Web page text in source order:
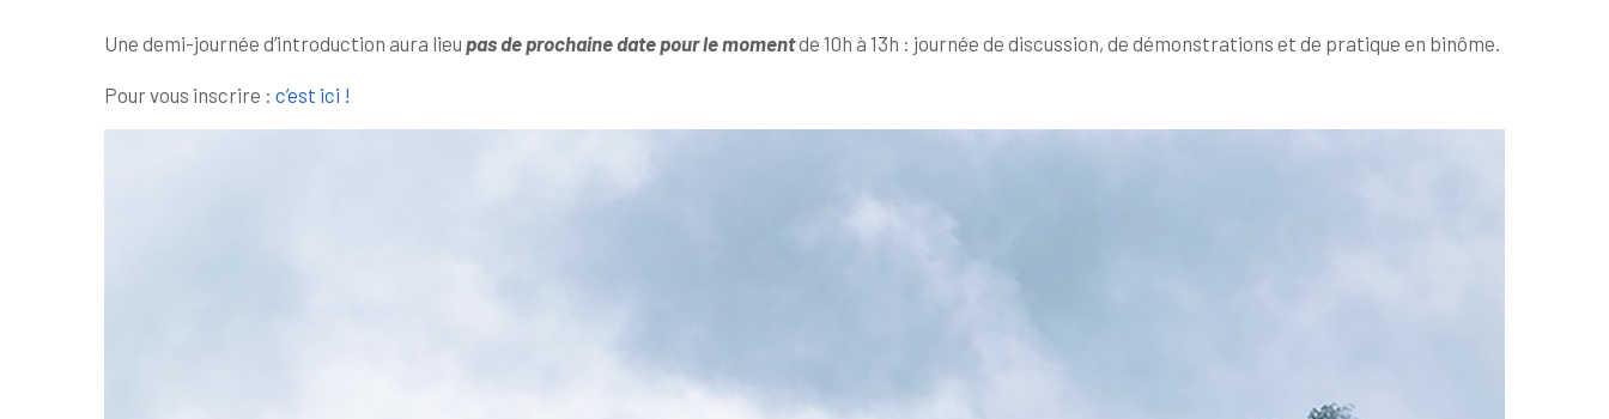
Une demi-journée d’introduction aura lieu pas de prochaine date pour le momentde 10h à 13h : journée de discussion, de démonstrations et de pratique en binôme.
Pour vous inscrire : c’est ici !